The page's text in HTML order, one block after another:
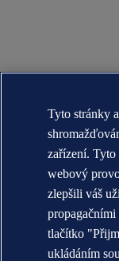
Tyto stránky
zařízení.
webový
zlepšili váš
tlačítko
ukládáním